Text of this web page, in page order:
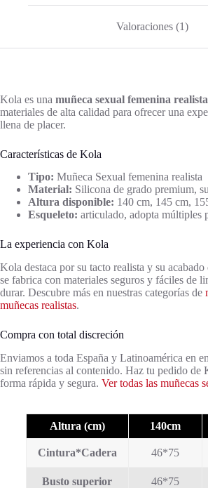
Valoraciones (1)
Kola es una muñeca sexual femenina realista
materiales de alta calidad para ofrecer una
llena de placer.
Características de Kola
Tipo: Muñeca Sexual femenina realista
Material: Silicona de grado premium,
Altura disponible: 140 cm, 145 cm,
Esqueleto: articulado, adopta múltiples
La experiencia con Kola
Kola destaca por su tacto realista y su
se fabrica con materiales seguros y fáciles de
durar. Descubre más en nuestras categorías de
muñecas realistas.
Compra con total discreción
Enviamos a toda España y Latinoamérica en
sin referencias al contenido. Haz tu pedido de
forma rápida y segura. Ver todas las muñecas
Altura (cm) 140cm
Cintura*Cadera 46*75
Busto superior 46*75